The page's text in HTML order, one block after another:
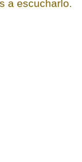
a escucharlo.